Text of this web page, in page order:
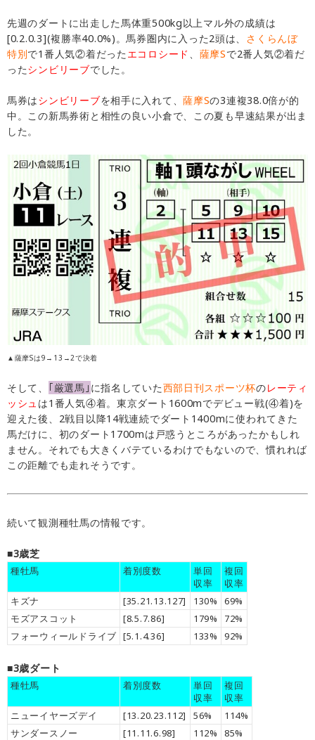
先週のダートに出走した馬体重500kg以上マル外の成績は
[0.2.0.3](複勝率40.0%)。馬券圏内に入った2頭は、 さくらんぼ
特別で1番人気②着だった エコロシード 、 薩摩Sで2番人気②着だ
ったシンビリーブでした。
馬券はシンビリーブを相手に入れて、薩摩Sの3連複38.0倍が的
中。この新馬券術と相性の良い小倉で、この夏も早速結果が出ま
した。
▲薩摩Sは9→13→2で決着
そして、 ｢厳選馬｣ に指名していた西部日刊スポーツ杯のレーティ
ッシュ は1番人気④着。東京ダート1600mでデビュー戦(④着)を
迎えた後、2戦目以降14戦連続でダート1400mに使われてきた
馬だけに、初のダート1700mは戸惑うところがあったかもしれ
ません。それでも大きくバテているわけでもないので、慣れれば
この距離でも走れそうです。
続いて観測種牡馬の情報です。
■3歳芝
種牡馬 着別度数
単回
収率
複回
収率
キズナ
[35.21.13.127] 130%
69%
モズアスコット
[8.5.7.86] 179%
72%
フォーウィールドライブ [5.1.4.36] 133% 92%
■3歳ダート
種牡馬 着別度数
単回
収率
複回
収率
ニューイヤーズデイ
[13.20.23.112] 56%
114%
サンダースノー
[11.11.6.98] 112%
85%